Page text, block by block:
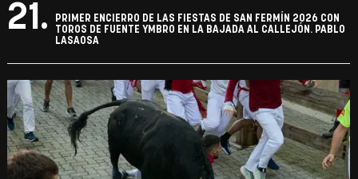
21.
PRIMER ENCIERRO DE LAS FIESTAS DE SAN FERMÍN 2026 CON
TOROS DE FUENTE YMBRO EN LA BAJADA AL CALLEJÓN. PABLO
LASAOSA